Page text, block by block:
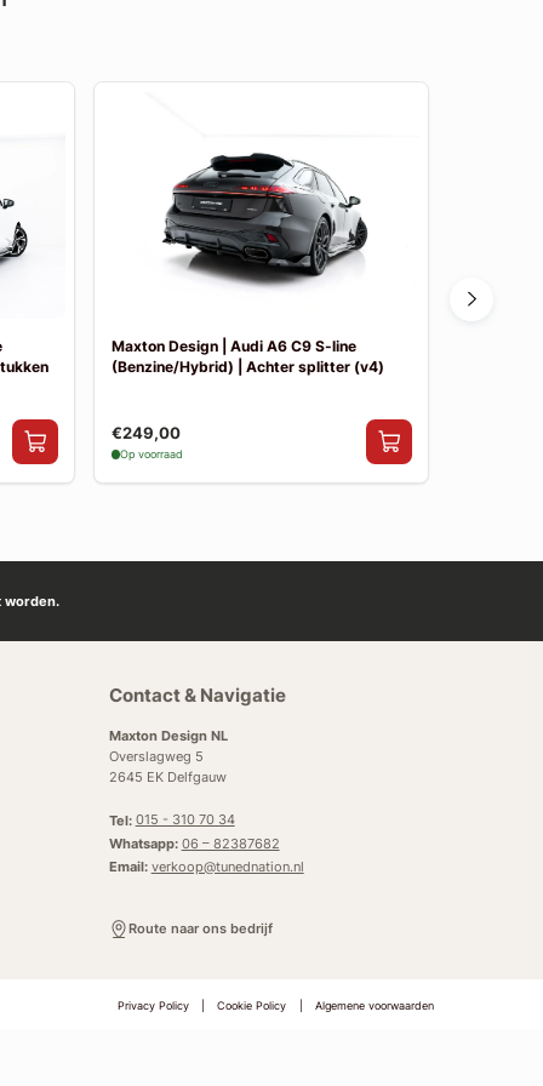
Maxton Design | Audi A6 C9 S-line
(Benzine/Hybrid) | Achter splitter (v4)
€249,00
Op voorraad
worden.
Contact & Navigatie
Maxton Design NL
Overslagweg 5
2645 EK Delfgauw
Tel: 015 - 310 70 34
Whatsapp: 06 – 82387682
Email: verkoop@tunednation.nl
Route naar ons bedrijf
Privacy Policy Cookie Policy Algemene voorwaarden